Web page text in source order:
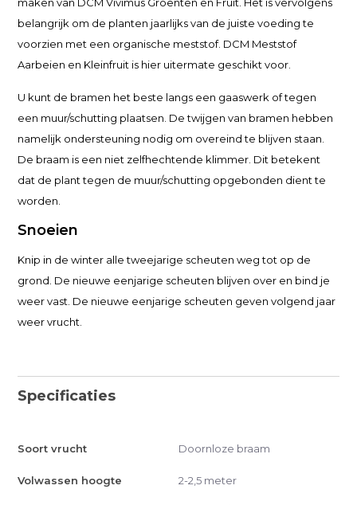
belangrijk om de planten jaarlijks van de juiste voeding te
voorzien met een organische meststof. DCM Meststof
Aarbeien en Kleinfruit is hier uitermate geschikt voor.
U kunt de bramen het beste langs een gaaswerk of tegen
een muur/schutting plaatsen. De twijgen van bramen hebben
namelijk ondersteuning nodig om overeind te blijven staan.
De braam is een niet zelfhechtende klimmer. Dit betekent
dat de plant tegen de muur/schutting opgebonden dient te
worden.
Snoeien
Knip in de winter alle tweejarige scheuten weg tot op de
grond. De nieuwe eenjarige scheuten blijven over en bind je
weer vast. De nieuwe eenjarige scheuten geven volgend jaar
weer vrucht.
Specificaties
Soort vrucht Doornloze braam
Volwassen hoogte 2-2,5 meter